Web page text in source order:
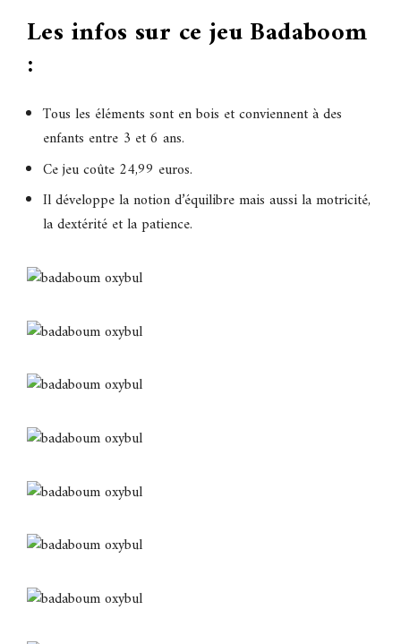
Les infos sur ce jeu Badaboom
:
Tous les éléments sont en bois et conviennent à des
enfants entre 3 et 6 ans.
Ce jeu coûte 24,99 euros.
Il développe la notion d’équilibre mais aussi la motricité,
la dextérité et la patience.